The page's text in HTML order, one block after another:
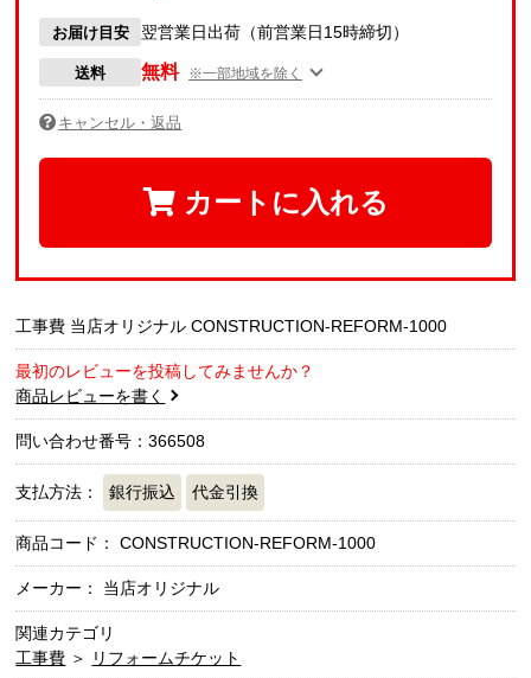
お届け目安 翌営業日出荷（前営業日15時締切）
送料 無料 ※一部地域を除く
キャンセル・返品
カートに入れる
工事費 当店オリジナル CONSTRUCTION-REFORM-1000
最初のレビューを投稿してみませんか？
商品レビューを書く
問い合わせ番号：366508
支払方法： 銀行振込 代金引換
商品コード：CONSTRUCTION-REFORM-1000
メーカー： 当店オリジナル
関連カテゴリ
工事費 ＞ リフォームチケット